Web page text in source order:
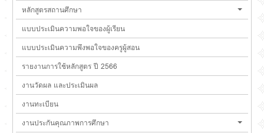
หลักสูตรสถานศึกษา
แบบประเมินความพอใจของผู้เรียน
แบบประเมินความพึงพอใจของครูผู้สอน
รายงานการใช้หลักสูตร ปี 2566
งานวัดผล และประเมินผล
งานทะเบียน
งานประกันคุณภาพการศึกษา